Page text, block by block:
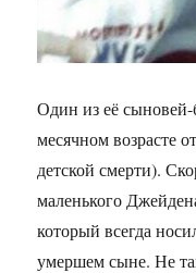
Один из её сыновей-
месячном возрасте
детской смерти).
маленького
который всегда
умершем сыне. Не